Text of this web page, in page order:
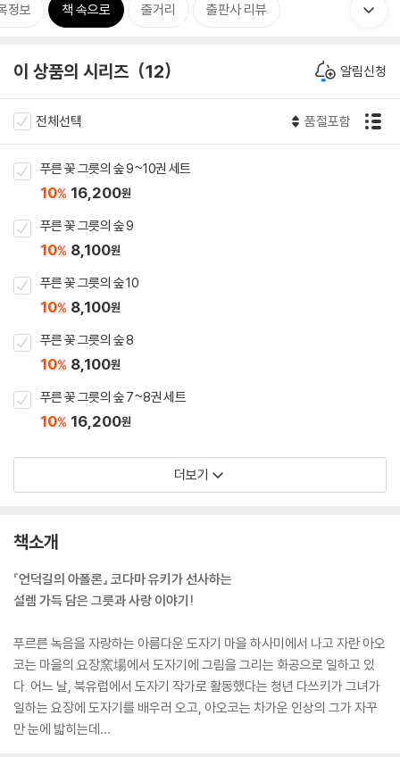
정보 책 속으로 줄거리 출판사 리뷰
이 상품의 시리즈 12 알림신청
전체선택 품절포함
푸른 꽃 그릇의 숲 9~10권 세트
10% 16,200원
푸른 꽃 그릇의 숲 9
10% 8,100원
푸른 꽃 그릇의 숲 10
10% 8,100원
푸른 꽃 그릇의 숲 8
10% 8,100원
푸른 꽃 그릇의 숲 7~8권 세트
10% 16,200원
더보기
책소개
『언덕길의 아폴론』 코다마 유키가 선사하는
설렘 가득 담은 그릇과 사랑 이야기!
푸르른 녹음을 자랑하는 아름다운 도자기 마을 하사미에서 나고 자란 아오
코는 마을의 요장窯場에서 도자기에 그림을 그리는 화공으로 일하고 있
다. 어느 날, 북유럽에서 도자기 작가로 활동했다는 청년 다쓰키가 그녀가
일하는 요장에 도자기를 배우러 오고, 아오코는 차가운 인상의 그가 자꾸
만 눈에 밟히는데…